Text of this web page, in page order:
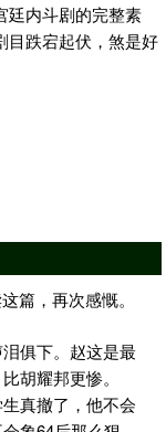
廷内斗剧的完整素
目跌宕起伏，煞是好
篇，再次感慨。
俱下。赵这是最
胡耀邦更惨。
真撤了，他不会